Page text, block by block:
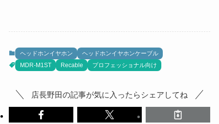
ヘッドホンイヤホン
ヘッドホンイヤホンケーブル
MDR-M1ST
Recable プロフェッショナル向け
店長野田の記事が気に入ったらシェアしてね